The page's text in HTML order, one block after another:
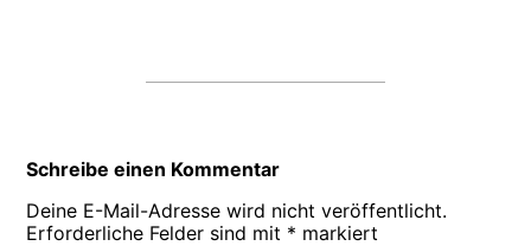
Schreibe einen Kommentar
Deine E-Mail-Adresse wird nicht veröffentlicht.
Erforderliche Felder sind mit * markiert